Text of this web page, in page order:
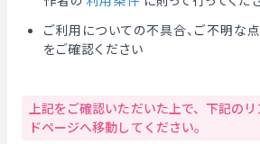
ご利用についての不具合、ご不明な
をご確認ください
上記をご確認いただいた上で、下記の
ドページへ移動してください。